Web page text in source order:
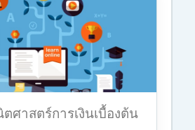
ศาสตร์การเงินเบื้องต้น